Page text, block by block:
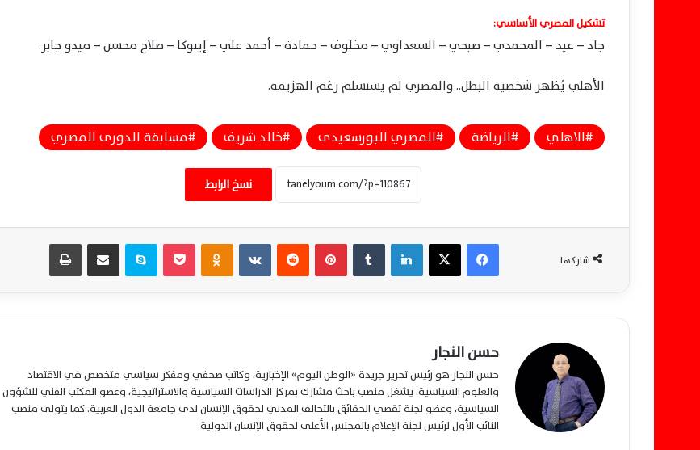
تشكيل المصري الأساسي:
جاد – عيد – المحمدي – صبحي – السعداوي – مخلوف – حمادة – أحمد علي – إيبوكا – صلاح محسن – ميدو جابر.
الأهلي يُظهر شخصية البطل.. والمصري لم يستسلم رغم الهزيمة.
الاهلي الرياضة المصري البورسعيدى خالد شريف مسابقة الدورى المصري
نسخ الرابط
شاركها
فيسبوك ‫X لينكدإن بينتيريست ‏VKontakte سكايب مشاركة عبر البريد
حسن النجار
حسن النجار هو رئيس تحرير جريدة «الوطن اليوم» الإخبارية، وكاتب صحفي ومفكر سياسي متخصص في الاقتصاد
والعلوم السياسية. يشغل منصب باحث مشارك بمركز الدراسات السياسية والاستراتيجية، وعضو المكتب الفني للشؤون
السياسية، وعضو لجنة تقصي الحقائق بالتحالف المدني لحقوق الإنسان لدى جامعة الدول العربية. كما يتولى منصب
النائب الأول لرئيس لجنة الإعلام بالمجلس الأعلى لحقوق الإنسان الدولية.
يختبر الصفقات الجديدة قبل انطلاق الموسم
عموتة يحسم مصير ثلاثي دفاع الأهلي
ويواصل تجهيز الفريق بقوة للموسم الجديد
الأهلي يترقب قرار الكاف الحاسم بشأن زيادة
مقاعد دوري أبطال أفريقيا المقبلة
الأهلي ينتظر عروضًا خليجية جديدة لحسم
مستقبل تريزيجيه خلال الميركاتو الصيفي
الحالي